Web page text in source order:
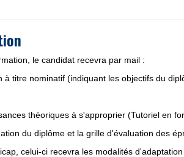
le candidat recevra par mail :
titre nominatif (indiquant les objectifs du
théoriques à s'approprier (Tutoriel en
du diplôme et la grille d'évaluation des
celui-ci recevra les modalités